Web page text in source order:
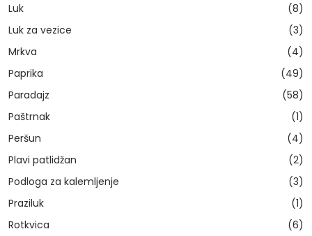
Luk
(8)
Luk za vezice
(3)
Mrkva
(4)
Paprika
(49)
Paradajz
(58)
Paštrnak
(1)
Peršun
(4)
Plavi patlidžan
(2)
Podloga za kalemljenje
(3)
Praziluk
(1)
Rotkvica
(6)